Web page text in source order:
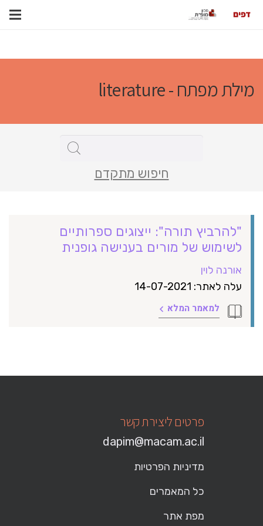
מילת מפתח - literature
חיפוש מתקדם
"להרביץ תורה": ייצוגים ספרותיים
לשימוש של מורים בענישה גופנית
אורנה לוין
עלה לאתר: 14-07-2021
למאמר המלא
פרטים ליצירת קשר
dapim@macam.ac.il
מדיניות הפרטיות
כל המאמרים
מפת אתר